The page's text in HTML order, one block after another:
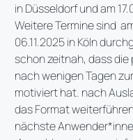
in Düsseldorf und am
Weitere Termine sind
06.11.2025 in Köln
schon zeitnah, dass
nach wenigen Tagen
motiviert hat. nach
das Format
nächste